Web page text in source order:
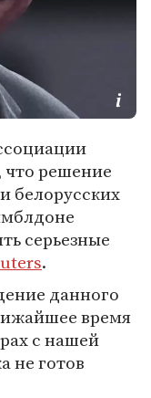
что решение
белорусских
серьезные
.
данного
время
с нашей
не готов